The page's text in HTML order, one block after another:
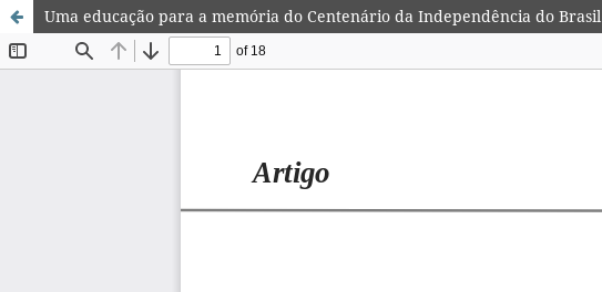
Uma educação para a memória do Centenário da Independência do Brasil